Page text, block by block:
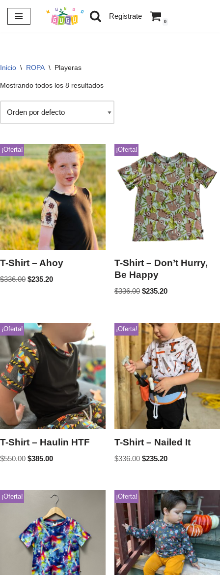
Saltar
Registrate
0
Inicio \ ROPA \ Playeras
Mostrando todos los 8 resultados
¡Oferta!
T-Shirt – Ahoy
$336.00 $235.20
¡Oferta!
T-Shirt – Don’t Hurry,
Be Happy
$336.00 $235.20
¡Oferta!
T-Shirt – Haulin HTF
$550.00 $385.00
¡Oferta!
T-Shirt – Nailed It
$336.00 $235.20
¡Oferta! ¡Oferta!